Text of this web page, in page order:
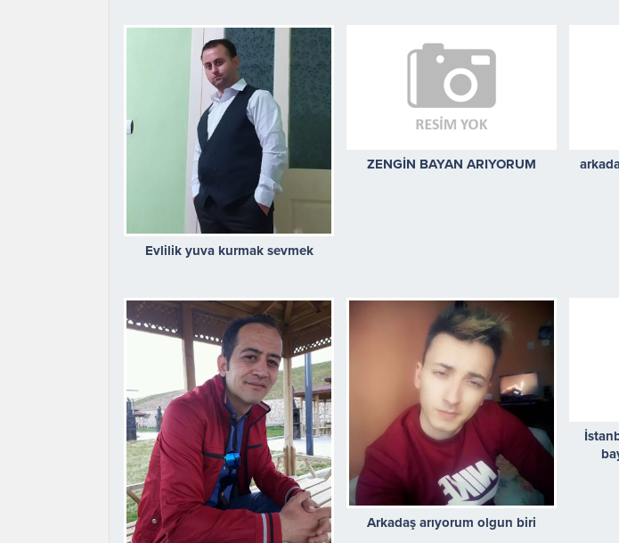
Evlilik yuva kurmak sevmek
ZENGİN BAYAN ARIYORUM
Arkadaş arıyorum olgun biri